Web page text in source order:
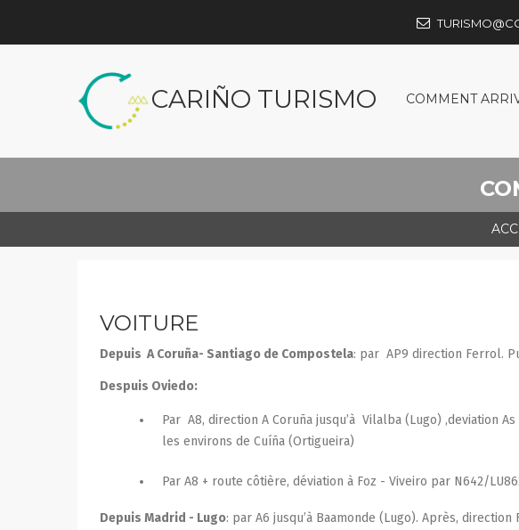
CARIÑO TURISMO COMMENT
VOITURE
Depuis A Coruña- Santiago de Compostela: par AP9 direction Ferrol.
Despuis Oviedo:
Par A8, direction A Coruña jusqu’à Vilalba (Lugo) ,deviation
les environs de Cuíña (Ortigueira)
Par A8 + route côtière, déviation à Foz - Viveiro par N642/
Depuis Madrid - Lugo: par A6 jusqu’à Baamonde (Lugo). Après,